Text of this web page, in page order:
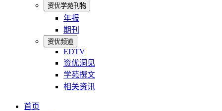
资优学苑刊物
年报
期刊
资优频道
EDTV
资优洞见
学苑撰文
相关资讯
首页